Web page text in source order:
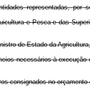
representadas, por
e Pesca e das
de Estado da
necessários à
consignados no